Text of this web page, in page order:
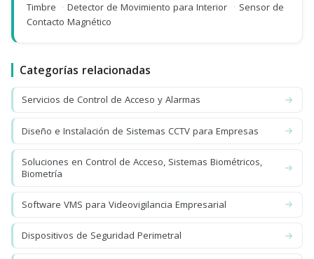
Timbre · Detector de Movimiento para Interior · Sensor de
Contacto Magnético
Categorías relacionadas
Servicios de Control de Acceso y Alarmas
Diseño e Instalación de Sistemas CCTV para Empresas
Soluciones en Control de Acceso, Sistemas Biométricos,
Biometría
Software VMS para Videovigilancia Empresarial
Dispositivos de Seguridad Perimetral